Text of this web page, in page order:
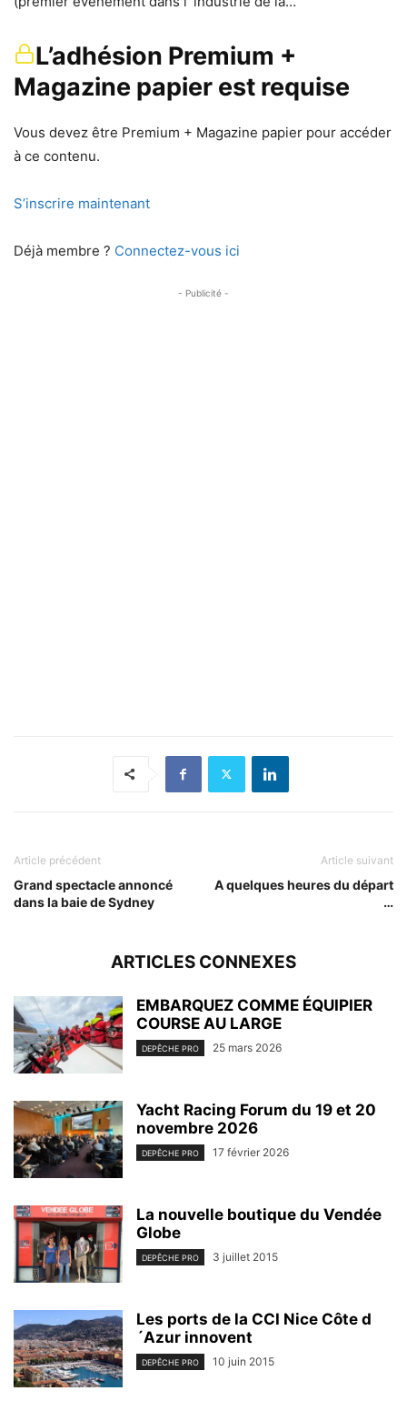
L’adhésion Premium +
Magazine papier est requise
Vous devez être Premium + Magazine papier pour accéder
à ce contenu.
S’inscrire maintenant
Déjà membre ? Connectez-vous ici
- Publicité -
Article précédent
Grand spectacle annoncé
dans la baie de Sydney
Article suivant
A quelques heures du départ
…
ARTICLES CONNEXES
EMBARQUEZ COMME ÉQUIPIER
COURSE AU LARGE
DEPÊCHE PRO 25 mars 2026
Yacht Racing Forum du 19 et 20
novembre 2026
DEPÊCHE PRO 17 février 2026
La nouvelle boutique du Vendée
Globe
DEPÊCHE PRO 3 juillet 2015
Les ports de la CCI Nice Côte d
´Azur innovent
DEPÊCHE PRO 10 juin 2015